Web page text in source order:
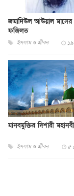
জমাদিউল আউয়াল
ফজিলত
ইসলাম ও জীবন
মানবমুক্তির দিশারী
ইসলাম ও জীবন ৫